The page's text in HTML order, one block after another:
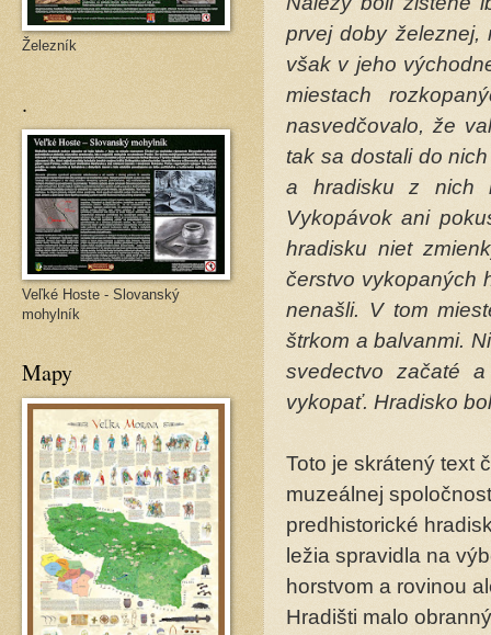
prvej doby železnej,
však v jeho
miestach
nasvedčovalo, že
tak sa dostali do
a hradisku z nich
Vykopávok ani
hradisku niet
čerstvo vykopaných
nenašli. V tom
štrkom a balvanmi.
svedectvo začaté
vykopať. Hradisko
Toto je skrátený text
muzeálnej
predhistorické
ležia spravidla na
horstvom a rovinou
Hradišti malo
Železník
.
Veľké Hoste - Slovanský
mohylník
Mapy